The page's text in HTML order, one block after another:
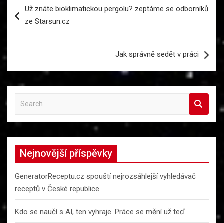
proUž znáte bioklimatickou pergolu? zeptáme se odborníků
ze Starsun.cz
Jak správně sedět v práci
a
r
h
Nejnovější příspěvky
GeneratorReceptu.cz spouští nejrozsáhlejší vyhledávač
receptů v České republice
Kdo se naučí s AI, ten vyhraje. Práce se mění už teď